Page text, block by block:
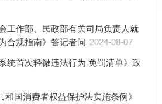
工作部、民政部有关司局负责人就
合规指南》答记者问 2024-08-07
统首次轻微违法行为 免罚清单》政
国消费者权益保护法实施条例》